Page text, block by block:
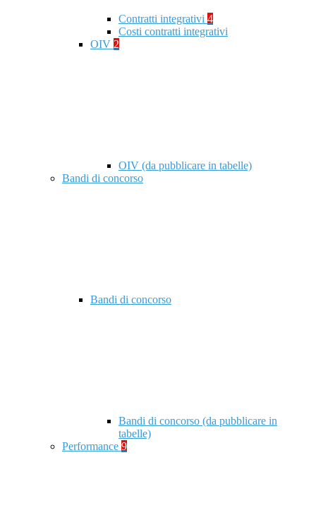
Contratti integrativi 4
Costi contratti integrativi
OIV 2
OIV (da pubblicare in tabelle)
Bandi di concorso
Bandi di concorso
Bandi di concorso (da pubblicare in
tabelle)
Performance 9